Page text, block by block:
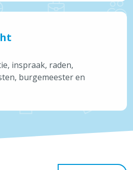
inspraak, raden,
burgemeester en